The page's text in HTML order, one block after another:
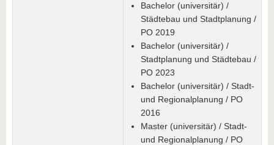
Bachelor (universitär) /
Städtebau und Stadtplanung /
PO 2019
Bachelor (universitär) /
Stadtplanung und Städtebau /
PO 2023
Bachelor (universitär) / Stadt-
und Regionalplanung / PO
2016
Master (universitär) / Stadt-
und Regionalplanung / PO